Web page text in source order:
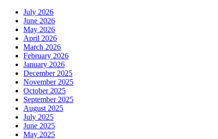
July 2026
June 2026
May 2026
April 2026
March 2026
February 2026
January 2026
December 2025
November 2025
October 2025
September 2025
August 2025
July 2025
June 2025
May 2025